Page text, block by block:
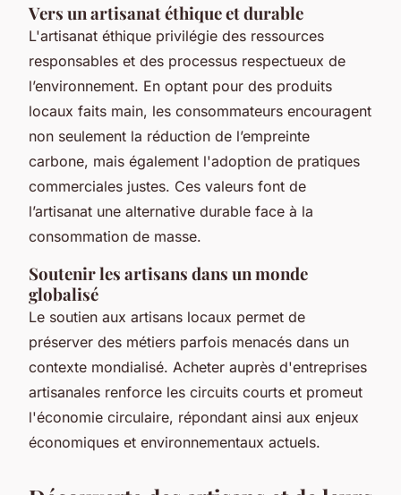
Vers un artisanat éthique et durable
L'artisanat éthique privilégie des ressources
responsables et des processus respectueux de
l’environnement. En optant pour des produits
locaux faits main, les consommateurs encouragent
non seulement la réduction de l’empreinte
carbone, mais également l'adoption de pratiques
commerciales justes. Ces valeurs font de
l’artisanat une alternative durable face à la
consommation de masse.
Soutenir les artisans dans un monde
globalisé
Le soutien aux artisans locaux permet de
préserver des métiers parfois menacés dans un
contexte mondialisé. Acheter auprès d'entreprises
artisanales renforce les circuits courts et promeut
l'économie circulaire, répondant ainsi aux enjeux
économiques et environnementaux actuels.